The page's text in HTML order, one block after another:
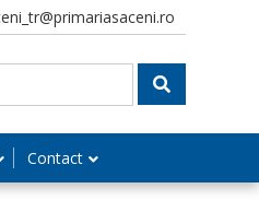
Contact